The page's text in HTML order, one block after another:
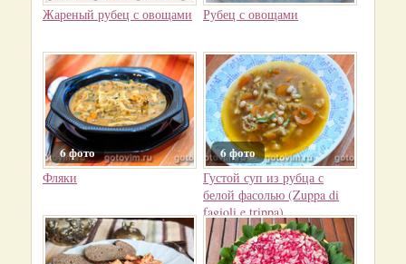
Жареный рубец с овощами Рубец с овощами
6 фото
Фляки
6 фото
Густой суп из рубца с
белой фасолью (Zuppa di
fagioli e trippa)